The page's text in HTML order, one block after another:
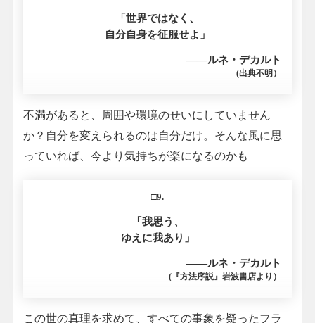
「世界ではなく、
自分自身を征服せよ」
――ルネ・デカルト
(出典不明）
不満があると、周囲や環境のせいにしていません
か？自分を変えられるのは自分だけ。そんな風に思
っていれば、今より気持ちが楽になるのかも
□9.
「我思う、
ゆえに我あり」
――ルネ・デカルト
(『方法序説』岩波書店より）
この世の真理を求めて、すべての事象を疑ったフラ